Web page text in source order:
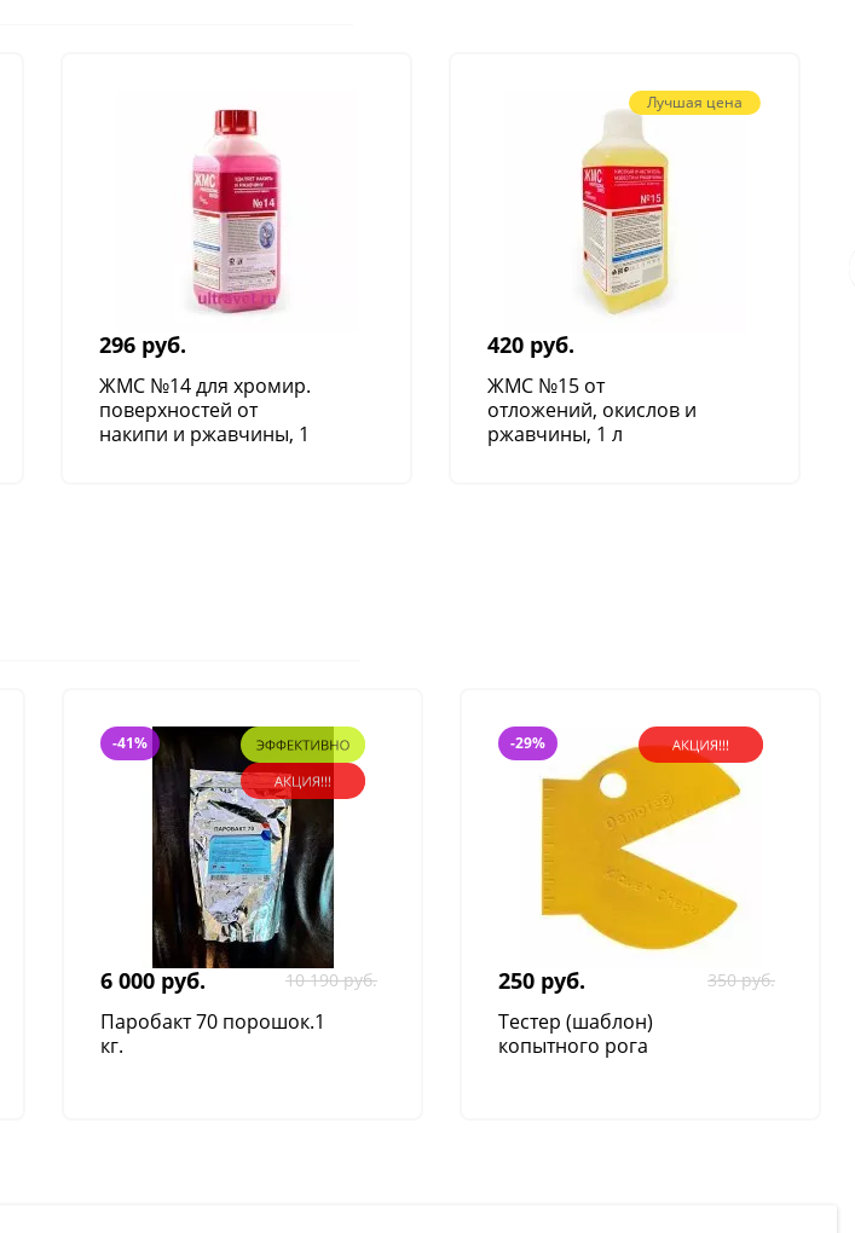
296 руб.
ЖМС №14 для хромир.
поверхностей от
накипи и ржавчины, 1
Лучшая цена
420 руб.
ЖМС №15 от
отложений, окислов и
ржавчины, 1 л
-41%
6 000 руб. 10 190 руб.
Паробакт 70 порошок.1
кг.
-29%
250 руб. 350 руб.
Тестер (шаблон)
копытного рога